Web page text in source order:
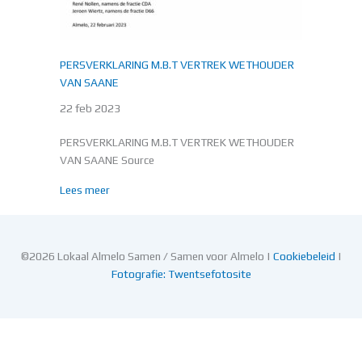
PERSVERKLARING M.B.T VERTREK WETHOUDER
VAN SAANE
22 feb 2023
PERSVERKLARING M.B.T VERTREK WETHOUDER
VAN SAANE Source
Lees meerabout PERSVERKLARING M.B.T VERTREK
©2026 Lokaal Almelo Samen / Samen voor Almelo | Cookiebeleid |
Fotografie: Twentsefotosite